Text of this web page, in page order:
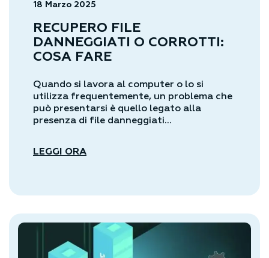
18 Marzo 2025
RECUPERO FILE
DANNEGGIATI O CORROTTI:
COSA FARE
Quando si lavora al computer o lo si
utilizza frequentemente, un problema che
può presentarsi è quello legato alla
presenza di file danneggiati...
LEGGI ORA